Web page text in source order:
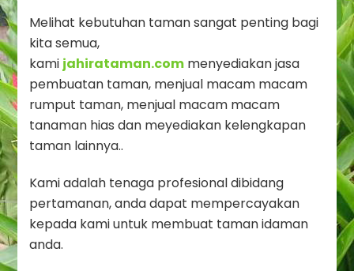
Melihat kebutuhan taman sangat penting bagi
kita semua,
kami jahirataman.com menyediakan jasa
pembuatan taman, menjual macam macam
rumput taman, menjual macam macam
tanaman hias dan meyediakan kelengkapan
taman lainnya..
Kami adalah tenaga profesional dibidang
pertamanan, anda dapat mempercayakan
kepada kami untuk membuat taman idaman
anda.